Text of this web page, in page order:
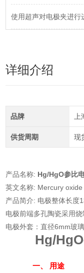
使用超声对电极夹进行
详细介绍
品牌 上
供货周期 现
产品名称: Hg/HgO参比
英文名称: Mercury
产品简介: 电极整体长度
电极前端多孔陶瓷采用
电极外套：直径6mm玻
Hg/
一、 用途